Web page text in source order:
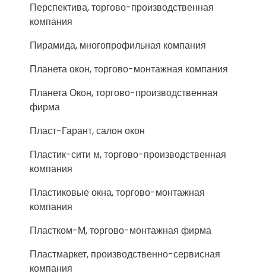
Перспектива, торгово-производственная
компания
Пирамида, многопрофильная компания
Планета окон, торгово-монтажная компания
Планета Окон, торгово-производственная
фирма
Пласт-Гарант, салон окон
Пластик-сити м, торгово-производственная
компания
Пластиковые окна, торгово-монтажная
компания
Пластком-М, торгово-монтажная фирма
Пластмаркет, производственно-сервисная
компания